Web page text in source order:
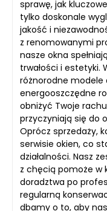
sprawę, jak
tylko doskonale
jakość i
z renomowanymi
nasze okna
trwałości i estetyki.
różnorodne modele
energooszczędne
obniżyć Twoje
przyczyniają się do
Oprócz sprzedaży,
serwisie okien, co
działalności. Nasz
z chęcią pomoże w
doradztwa po
regularną
dbamy o to, aby